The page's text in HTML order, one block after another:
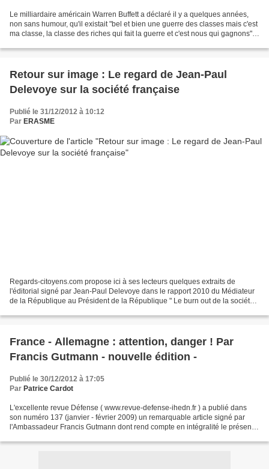
Le milliardaire américain Warren Buffett a déclaré il y a quelques années,
non sans humour, qu'il existait "bel et bien une guerre des classes mais c'est
ma classe, la classe des riches qui fait la guerre et c'est nous qui gagnons".
Retour sur image : Le regard de Jean-Paul
Delevoye sur la société française
Publié le 31/12/2012 à 10:12
Par ERASME
Regards-citoyens.com propose ici à ses lecteurs quelques extraits de
l'éditorial signé par Jean-Paul Delevoye dans le rapport 2010 du Médiateur
de la République au Président de la République " Le burn out de la société
France - Allemagne : attention, danger ! Par
Francis Gutmann - nouvelle édition -
Publié le 30/12/2012 à 17:05
Par Patrice Cardot
L'excellente revue Défense ( www.revue-defense-ihedn.fr ) a publié dans
son numéro 137 (janvier - février 2009) un remarquable article signé par
l'Ambassadeur Francis Gutmann dont rend compte en intégralité le présent